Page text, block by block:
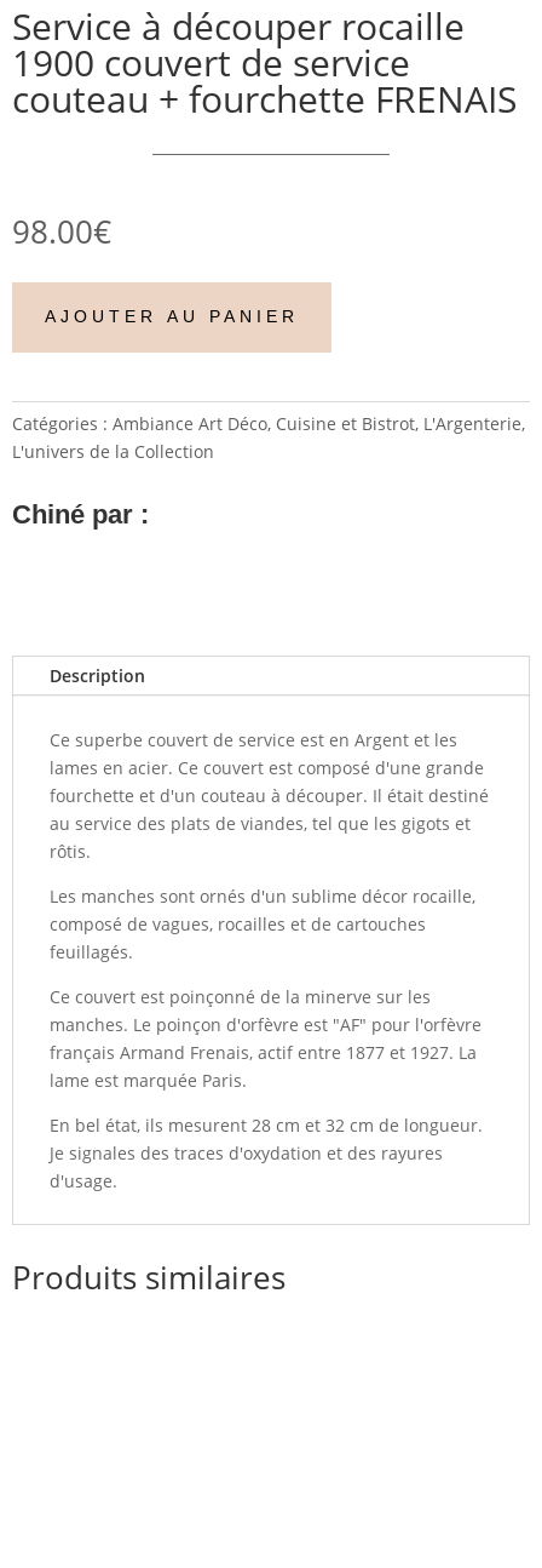
Service à découper rocaille
1900 couvert de service
couteau + fourchette FRENAIS
98.00€
AJOUTER AU PANIER
Catégories : Ambiance Art Déco, Cuisine et Bistrot, L'Argenterie,
L'univers de la Collection
Chiné par :
Description
Ce superbe couvert de service est en Argent et les
lames en acier. Ce couvert est composé d'une grande
fourchette et d'un couteau à découper. Il était destiné
au service des plats de viandes, tel que les gigots et
rôtis.
Les manches sont ornés d'un sublime décor rocaille,
composé de vagues, rocailles et de cartouches
feuillagés.
Ce couvert est poinçonné de la minerve sur les
manches. Le poinçon d'orfèvre est "AF" pour l'orfèvre
français Armand Frenais, actif entre 1877 et 1927. La
lame est marquée Paris.
En bel état, ils mesurent 28 cm et 32 cm de longueur.
Je signales des traces d'oxydation et des rayures
d'usage.
Produits similaires